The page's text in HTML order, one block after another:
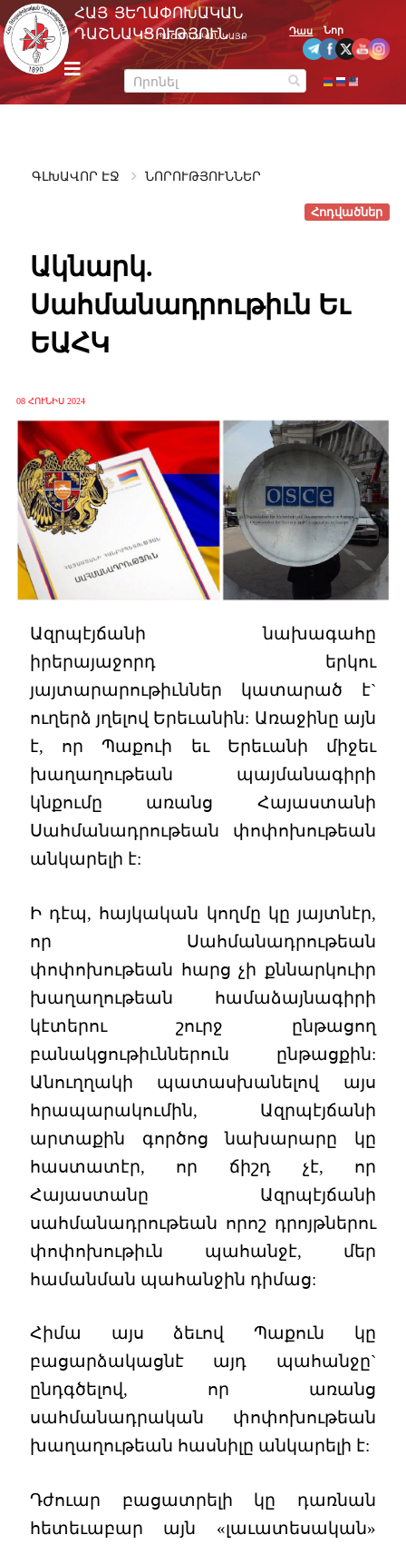
Skip
to
content
m
e
n
u
ՀԱՅ ՅԵՂԱՓՈԽԱԿԱՆ
ԴԱՇՆԱԿՑՈՒԹՅՈՒՆ
ՊԱՇՏՈՆԱԿԱՆ ԿԱՅՔ
Դաս Նոր
ԳԼԽԱՎՈՐ ԷՋ ՆՈՐՈՒԹՅՈՒՆՆԵՐ
Հոդվածներ
Ակնարկ.
Սահմանադրութիւն Եւ
ԵԱՀԿ
08 ՀՈՒՆԻՍ 2024
Ազրպէյճանի նախագահը
իրերայաջորդ երկու
յայտարարութիւններ կատարած է`
ուղերձ յղելով Երեւանին: Առաջինը այն
է, որ Պաքուի եւ Երեւանի միջեւ
խաղաղութեան պայմանագիրի
կնքումը առանց Հայաստանի
Սահմանադրութեան փոփոխութեան
անկարելի է:
Ի դէպ, հայկական կողմը կը յայտնէր,
որ Սահմանադրութեան
փոփոխութեան հարց չի քննարկուիր
խաղաղութեան համաձայնագիրի
կէտերու շուրջ ընթացող
բանակցութիւններուն ընթացքին:
Անուղղակի պատասխանելով այս
հրապարակումին, Ազրպէյճանի
արտաքին գործոց նախարարը կը
հաստատէր, որ ճիշդ չէ, որ
Հայաստանը Ազրպէյճանի
սահմանադրութեան որոշ դրոյթներու
փոփոխութիւն պահանջէ, մեր
համանման պահանջին դիմաց:
Հիմա այս ձեւով Պաքուն կը
բացարձակացնէ այդ պահանջը`
ընդգծելով, որ առանց
սահմանադրական փոփոխութեան
խաղաղութեան հասնիլը անկարելի է:
Դժուար բացատրելի կը դառնան
հետեւաբար այն «լաւատեսական»